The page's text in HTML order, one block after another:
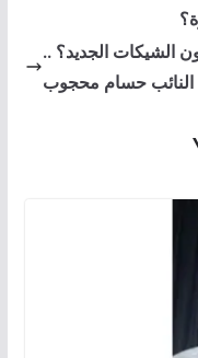
الشيكات الجديد؟ ..
النائب حسام محجوب